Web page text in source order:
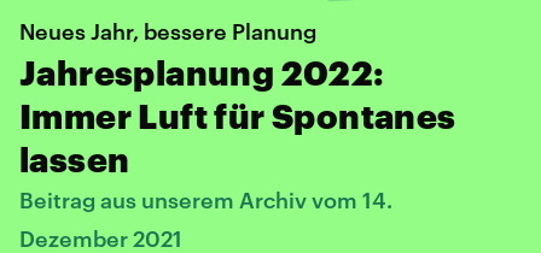
Neues Jahr, bessere Planung
Jahresplanung 2022:
Immer Luft für Spontanes
lassen
Beitrag aus unserem Archiv vom 14.
Dezember 2021